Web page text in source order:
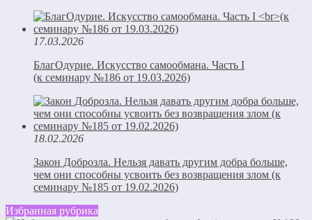
17.03.2026
БлагОдурие. Искусство самообмана. Часть I
(к семинару №186 от 19.03.2026)
18.02.2026
Закон Доброзла. Нельзя давать другим добра больше,
чем они способны усвоить без возвращения злом (к
семинару №185 от 19.02.2026)
Избранная рубрика